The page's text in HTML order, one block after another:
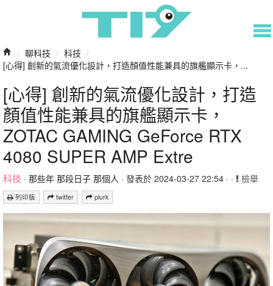
/ 聊科技 / 科技 /
[心得] 創新的氣流優化設計，打造顏值性能兼具的旗艦顯示卡，...
[心得] 創新的氣流優化設計，打造
顏值性能兼具的旗艦顯示卡，
ZOTAC GAMING GeForce RTX
4080 SUPER AMP Extre
科技 · 那些年 那段日子 那個人 · 發表於 2024-03-27 22:54 · · 檢舉
列印版 twitter plurk